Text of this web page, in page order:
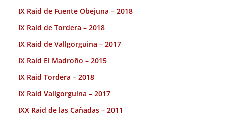
IX Raid de Fuente Obejuna – 2018
IX Raid de Tordera – 2018
IX Raid de Vallgorguina – 2017
IX Raid El Madroño – 2015
IX Raid Tordera – 2018
IX Raid Vallgorguina – 2017
IXX Raid de las Cañadas – 2011